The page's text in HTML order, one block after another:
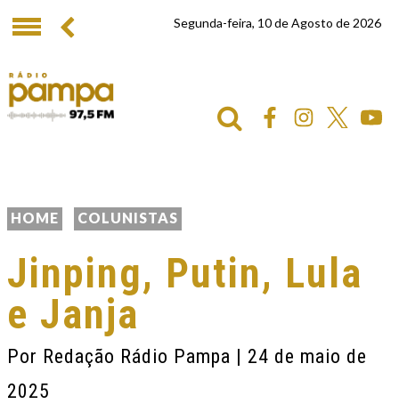
Segunda-feira, 10 de Agosto de 2026
HOME COLUNISTAS
Jinping, Putin, Lula
e Janja
Por Redação Rádio Pampa | 24 de maio de
2025